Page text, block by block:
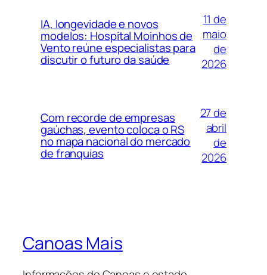
IA, longevidade e novos
modelos: Hospital Moinhos de
Vento reúne especialistas para
discutir o futuro da saúde
11 de
maio
de
2026
Com recorde de empresas
gaúchas, evento coloca o RS
no mapa nacional do mercado
de franquias
27 de
abril
de
2026
Canoas Mais